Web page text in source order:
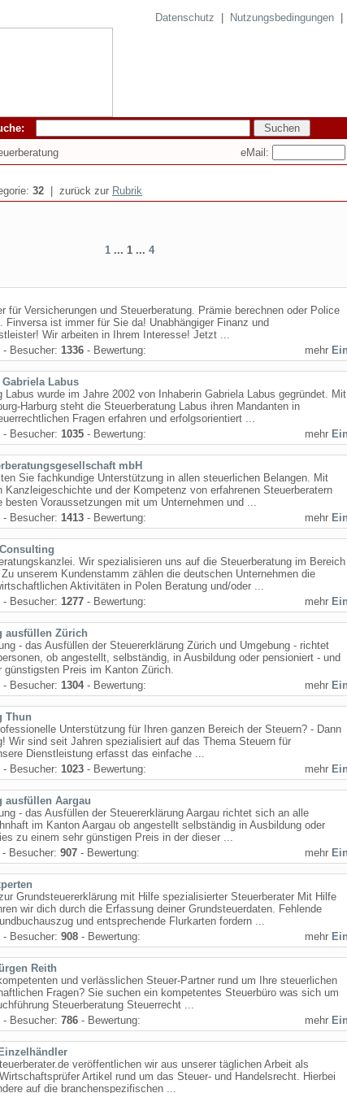
Datenschutz Nutzungsbedingungen
eMail:
32 | zurück zur Rubrik
1... 1 ... 4
für Versicherungen und Steuerberatung. Prämie berechnen oder Police
Finversa ist immer für Sie da! Unabhängiger Finanz und
Wir arbeiten in Ihrem Interesse! Jetzt ...
- Besucher: 1336 - Bewertung: mehr
Labus
Labus wurde im Jahre 2002 von Inhaberin Gabriela Labus gegründet. Mit
Harburg steht die Steuerberatung Labus ihren Mandanten in
Fragen erfahren und erfolgsorientiert ...
- Besucher: 1035 - Bewertung: mehr
mbH
Sie fachkundige Unterstützung in allen steuerlichen Belangen. Mit
Kanzleigeschichte und der Kompetenz von erfahrenen Steuerberatern
besten Voraussetzungen mit um Unternehmen und ...
- Besucher: 1413 - Bewertung: mehr
Wir spezialisieren uns auf die Steuerberatung im Bereich
unserem Kundenstamm zählen die deutschen Unternehmen die
Aktivitäten in Polen Beratung und/oder ...
- Besucher: 1277 - Bewertung: mehr
ausfüllen Zürich
- das Ausfüllen der Steuererklärung Zürich und Umgebung - richtet
ob angestellt, selbständig, in Ausbildung oder pensioniert - und
günstigsten Preis im Kanton Zürich.
- Besucher: 1304- Bewertung: mehr
Thun
Unterstützung für Ihren ganzen Bereich der Steuern? - Dann
Wir sind seit Jahren spezialisiert auf das Thema Steuern für
Dienstleistung erfasst das einfache ...
- Besucher: 1023 - Bewertung: mehr
ausfüllen Aargau
- das Ausfüllen der Steuererklärung Aargau richtet sich an alle
im Kanton Aargau ob angestellt selbständig in Ausbildung oder
zu einem sehr günstigen Preis in der dieser ...
- Besucher: 907 - Bewertung: mehr
Grundsteuererklärung mit Hilfe spezialisierter Steuerberater Mit Hilfe
wir dich durch die Erfassung deiner Grundsteuerdaten. Fehlende
und entsprechende Flurkarten fordern ...
- Besucher: 908 - Bewertung: mehr
Reith
und verlässlichen Steuer-Partner rund um Ihre steuerlichen
Fragen? Sie suchen ein kompetentes Steuerbüro was sich um
Steuerberatung Steuerrecht ...
- Besucher: 786 - Bewertung: mehr
veröffentlichen wir aus unserer täglichen Arbeit als
Artikel rund um das Steuer- und Handelsrecht. Hierbei
auf die branchenspezifischen ...